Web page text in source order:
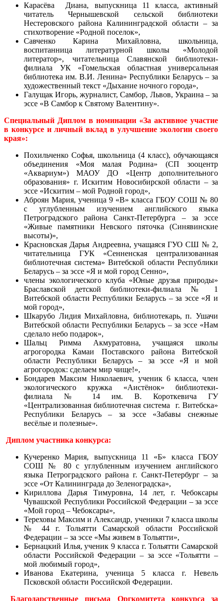
Карасёва Диана, выпускница 11 класса, активный
читатель Чернышевской сельской библиотеки
Нестеровского района Калининградской области – за
стихотворение «Родной поселок»,
Савченко Карина Михайловна, школьница,
воспитанница литературной школы «Молодой
литератор», читательница Славянской библиотеки-
филиала УК «Гомельская областная универсальная
библиотека им. В.И. Ленина» Республики Беларусь – за
художественный текст «Дыхание ночного города»,
Галущак Игорь, журналист, Самбор, Львов, Украина – за
эссе «В Самбор к Святому Валентину».
Специальный Диплом в номинации «За активное участие
в конкурсе и личный вклад в улучшение экологии своего
края»:
Похильченко Софья, школьница (4 класс), обучающаяся
объединения «Моя малая Родина» (СП зооцентр
«Аквариум») МАОУ ДО «Центр дополнительного
образования» г. Искитим Новосибирской области – за
эссе «Искитим – мой Родной город»,
Аброян Мария, ученица 9 «В» класса ГБОУ СОШ № 80
с углубленным изучением английского языка
Петроградского района Санкт-Петербурга – за эссе
«Живые памятники Невского пяточка (Синявинские
высоты)»,
Красновская Дарья Андреевна, учащаяся ГУО СШ № 2,
читательница ГУК «Сенненская централизованная
библиотечная система» Витебской области Республики
Беларусь – за эссе «Я и мой город Сенно»,
члены экологического клуба «Юные друзья природы»
Браславской детской библиотеки-филиала № 1
Витебской области Республики Беларусь – за эссе «Я и
мой город»,
Шкарубо Лидия Михайловна, библиотекарь, п. Ушачи
Витебской области Республики Беларусь – за эссе «Нам
сделало небо подарок»,
Шальц Римма Акмуратовна, учащаяся школы
агрогородка Камаи Поставского района Витебской
области Республики Беларусь – за эссе «Я и мой
агрогородок: сделаем мир чище!»,
Бондарев Максим Николаевич, ученик 6 класса, член
экологического кружка «Аистёнок» библиотеки-
филиала № 14 им. В. Короткевича ГУ
«Централизованная библиотечная система г. Витебска»
Республики Беларусь – за эссе «Забавы снежные
весёлые и полезные».
Диплом участника конкурса:
Кучеренко Мария, выпускница 11 «Б» класса ГБОУ
СОШ № 80 с углубленным изучением английского
языка Петроградского района г. Санкт-Петербург – за
эссе «От Калининграда до Зеленоградска»,
Кириллова Дарья Тимуровна, 14 лет, г. Чебоксары
Чувашской Республики Российской Федерации – за эссе
«Мой город – Чебоксары»,
Тереховы Максим и Александр, ученики 7 класса школы
№ 44 г. Тольятти Самарской области Российской
Федерации – за эссе «Мы живем в Тольятти»,
Бернацкий Илья, ученик 9 класса г. Тольятти Самарской
области Российской Федерации – за эссе «Тольятти –
мой любимый город»,
Иванова Екатерина, ученица 5 класса г. Невель
Псковской области Российской Федерации.
Благодарственные письма Оргкомитета конкурса за